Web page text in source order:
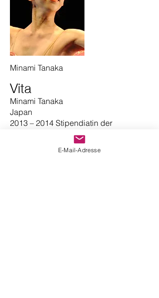
Minami Tanaka
Vita
Minami Tanaka
Japan
2013 – 2014 Stipendiatin der
Tanzstiftung Birgit Keil
Geboren in Misato, Japan
E-Mail-Adresse